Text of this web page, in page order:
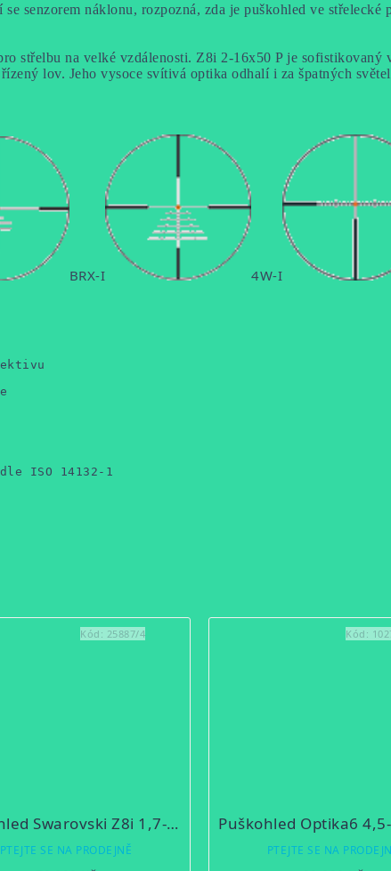
senzorem náklonu, rozpozná, zda je puškohled ve střelecké
střelbu na velké vzdálenosti. Z8i 2-16x50 P je sofistikovaný
lov. Jeho vysoce svítivá optika odhalí i za špatných
BRX-I 4W-I
ISO 14132-1
Puškohled Swarovski Z8i 1,7-13,3x42P SR
PTEJTE SE NA PRODEJNĚ
Kód: 25887/4
PTEJTE SE NA
Kód: